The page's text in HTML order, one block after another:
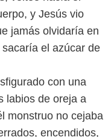
y Jesús vio
jamás olvidaría en
el azúcar de
con una
labios de oreja a
monstruo no cejaba
encendidos,